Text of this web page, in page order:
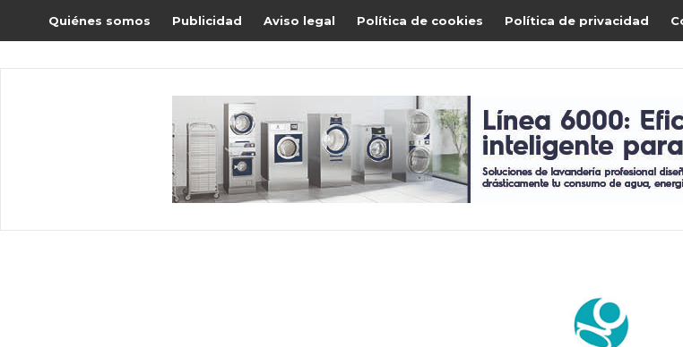
Quiénes somos Publicidad Aviso legal Política de cookies Política de privacidad